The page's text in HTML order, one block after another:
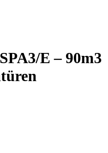
E – 90m3